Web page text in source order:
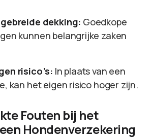
dekking: Goedkope
kunnen belangrijke zaken
risico’s: In plaats van een
kan het eigen risico hoger zijn.
Fouten bij het
Hondenverzekering